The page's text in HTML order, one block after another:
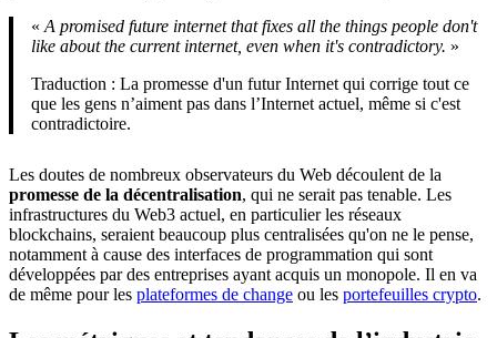
« A promised future internet that fixes all the things people don't
like about the current internet, even when it's contradictory. »
Traduction : La promesse d'un futur Internet qui corrige tout ce
que les gens n’aiment pas dans l’Internet actuel, même si c'est
contradictoire.
Les doutes de nombreux observateurs du Web découlent de la
promesse de la décentralisation, qui ne serait pas tenable. Les
infrastructures du Web3 actuel, en particulier les réseaux
blockchains, seraient beaucoup plus centralisées qu'on ne le pense,
notamment à cause des interfaces de programmation qui sont
développées par des entreprises ayant acquis un monopole. Il en va
de même pour les plateformes de change ou les portefeuilles crypto.